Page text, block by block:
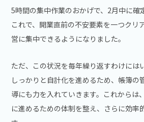
5時間の集中作業のおかげで、2月中に確
これで、開業直前の不安要素を一つクリ
営に集中できるようになりました。
ただ、この状況を毎年繰り返すわけには
しっかりと自計化を進めるため、帳簿の
導にも力を入れていきます。これからは
に進めるための体制を整え、さらに効率